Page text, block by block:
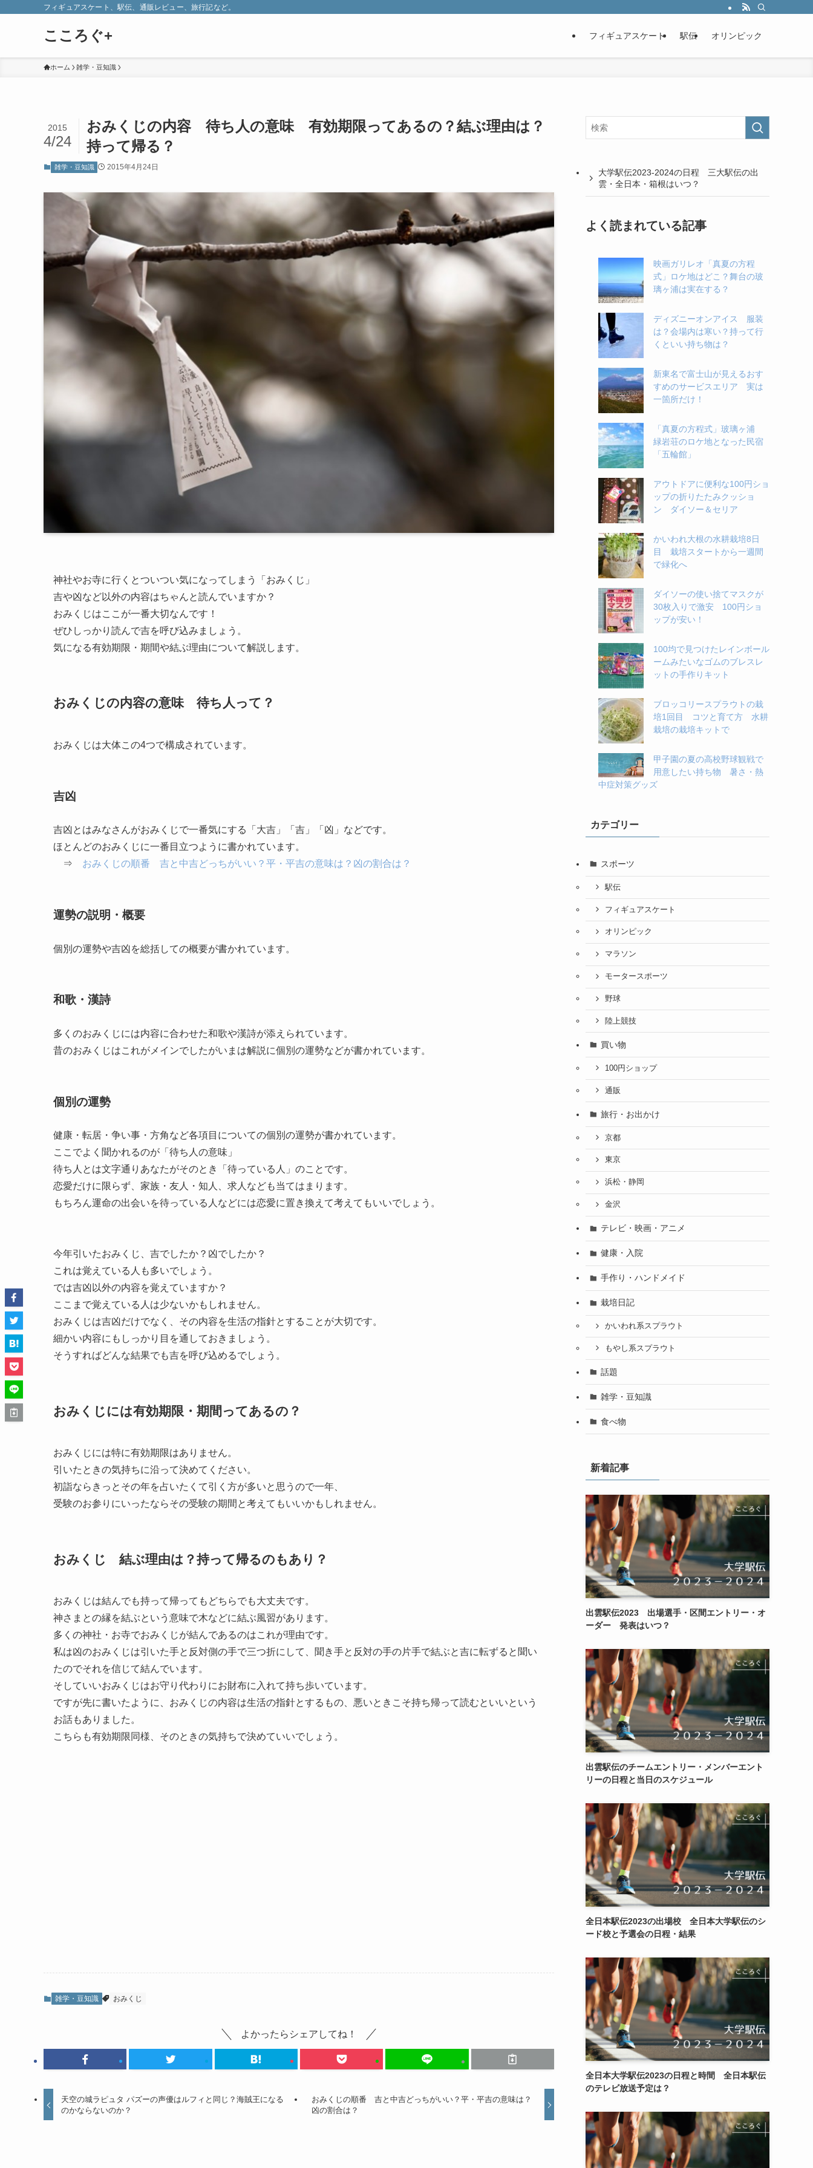
フィギュアスケート、駅伝、通販レビュー、旅行記など。
こころぐ+ フィギュアスケート 駅伝 オリンピック
ホーム 雑学・豆知識
おみくじの内容 待ち人の意味 有効期限ってあるの？結ぶ理由は？
持って帰る？
2015
4/24
雑学・豆知識 2015年4月24日
神社やお寺に行くとついつい気になってしまう「 おみくじ 」
吉や凶など以外の内容はちゃんと読んでいますか？
おみくじはここが一番大切なんです！
ぜひしっかり読んで吉を呼び込みましょう。
気になる有効期限・期間や結ぶ理由について解説します。
おみくじの内容の意味 待ち人って？
おみくじは大体この4つで構成されています。
吉凶
吉凶とはみなさんがおみくじで一番気にする「大吉」「吉」「凶」などです。
ほとんどのおみくじに一番目立つように書かれています。
⇒ おみくじの順番 吉と中吉どっちがいい？平・平吉の意味は？凶の割合は？
運勢の説明・概要
個別の運勢や吉凶を総括しての概要が書かれています。
和歌・漢詩
多くのおみくじには内容に合わせた和歌や漢詩が添えられています。
昔のおみくじはこれがメインでしたがいまは解説に個別の運勢などが書かれています。
個別の運勢
健康・転居・争い事・方角など各項目についての個別の運勢が書かれています。
ここでよく聞かれるのが「待ち人の意味」
待ち人とは文字通りあなたがそのとき「待っている人」のことです。
恋愛だけに限らず、家族・友人・知人、求人なども当てはまります。
もちろん運命の出会いを待っている人などには恋愛に置き換えて考えてもいいでしょう。
今年引いたおみくじ、吉でしたか？凶でしたか？
これは覚えている人も多いでしょう。
では吉凶以外の内容を覚えていますか？
ここまで覚えている人は少ないかもしれません。
おみくじは吉凶だけでなく、その内容を生活の指針とすることが大切です。
細かい内容にもしっかり目を通しておきましょう。
そうすればどんな結果でも吉を呼び込めるでしょう。
おみくじには有効期限・期間ってあるの？
おみくじには特に有効期限はありません。
引いたときの気持ちに沿って決めてください。
初詣ならきっとその年を占いたくて引く方が多いと思うので一年、
受験のお参りにいったならその受験の期間と考えてもいいかもしれません。
おみくじ 結ぶ理由は？持って帰るのもあり？
おみくじは結んでも持って帰ってもどちらでも大丈夫です。
神さまとの縁を結ぶという意味で木などに結ぶ風習があります。
多くの神社・お寺でおみくじが結んであるのはこれが理由です。
私は凶のおみくじは引いた手と反対側の手で三つ折にして、聞き手と反対の手の片手で結ぶと吉に転ずると聞い
たのでそれを信じて結んでいます。
そしていいおみくじはお守り代わりにお財布に入れて持ち歩いています。
ですが先に書いたように、おみくじの内容は生活の指針とするもの、悪いときこそ持ち帰って読むといいという
お話もありました。
こちらも有効期限同様、そのときの気持ちで決めていいでしょう。
雑学・豆知識 おみくじ
よかったらシェアしてね！
天空の城ラピュタ パズーの声優はルフィと同じ？海賊王になる
のかならないのか？
おみくじの順番 吉と中吉どっちがいい？平・平吉の意味は？
凶の割合は？
大学駅伝2023-2024の日程 三大駅伝の出
雲・全日本・箱根はいつ？
よく読まれている記事
映画ガリレオ「真夏の方程
式」ロケ地はどこ？舞台の玻
璃ヶ浦は実在する？
ディズニーオンアイス 服装
は？会場内は寒い？持って行
くといい持ち物は？
新東名で富士山が見えるおす
すめのサービスエリア 実は
一箇所だけ！
「真夏の方程式」玻璃ヶ浦
緑岩荘のロケ地となった民宿
「五輪館」
アウトドアに便利な100円ショ
ップの折りたたみクッショ
ン ダイソー＆セリア
かいわれ大根の水耕栽培8日
目 栽培スタートから一週間
で緑化へ
ダイソーの使い捨てマスクが
30枚入りで激安 100円ショ
ップが安い！
100均で見つけたレインボール
ームみたいなゴムのブレスレ
ットの手作りキット
ブロッコリースプラウトの栽
培1回目 コツと育て方 水耕
栽培の栽培キットで
甲子園の夏の高校野球観戦で
用意したい持ち物 暑さ・熱
中症対策グッズ
カテゴリー
スポーツ
駅伝
フィギュアスケート
オリンピック
マラソン
モータースポーツ
野球
陸上競技
買い物
100円ショップ
通販
旅行・お出かけ
京都
東京
浜松・静岡
金沢
テレビ・映画・アニメ
健康・入院
手作り・ハンドメイド
栽培日記
かいわれ系スプラウト
もやし系スプラウト
話題
雑学・豆知識
食べ物
新着記事
出雲駅伝2023 出場選手・区間エントリー・オ
ーダー 発表はいつ？
出雲駅伝のチームエントリー・メンバーエント
リーの日程と当日のスケジュール
全日本駅伝2023の出場校 全日本大学駅伝のシ
ード校と予選会の日程・結果
全日本大学駅伝2023の日程と時間 全日本駅伝
のテレビ放送予定は？